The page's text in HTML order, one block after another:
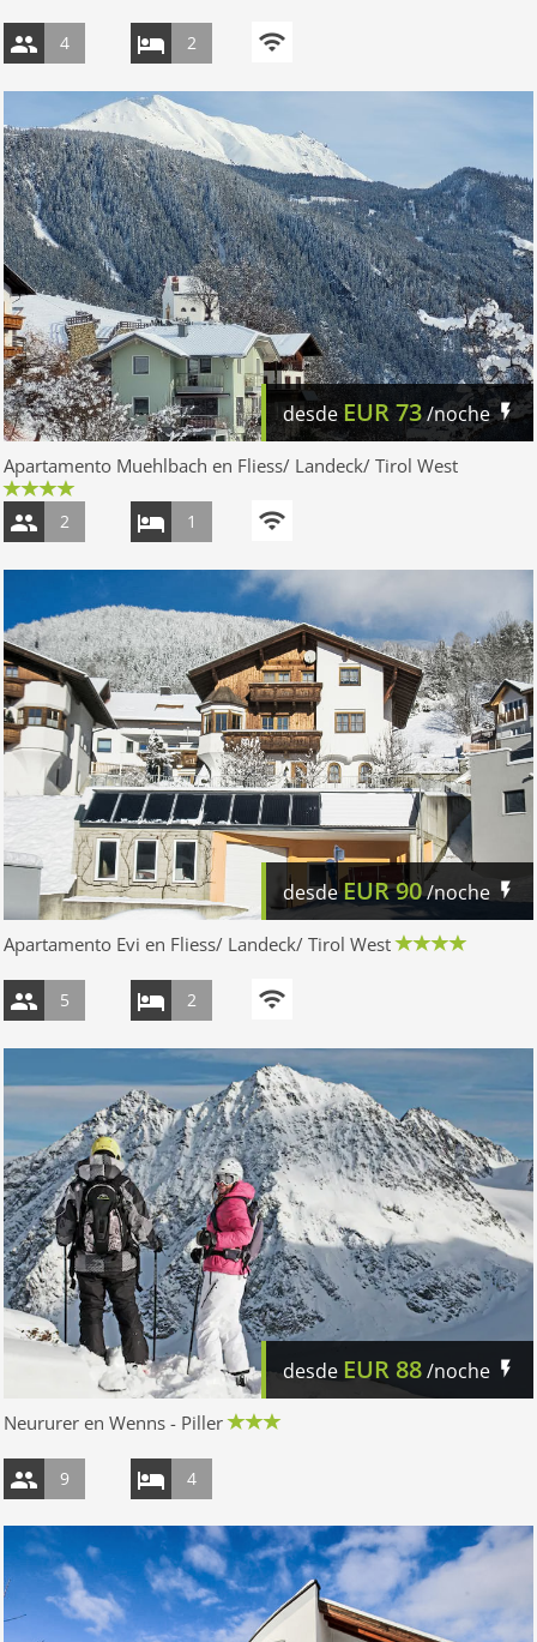
4 2
desde EUR73/noche
Apartamento Muehlbach en Fliess/ Landeck/ Tirol West
2 1
desdeEUR90/noche
Apartamento Evi en Fliess/ Landeck/ Tirol West
5 2
desde EUR 88/noche
Neururer en Wenns - Piller
9 4